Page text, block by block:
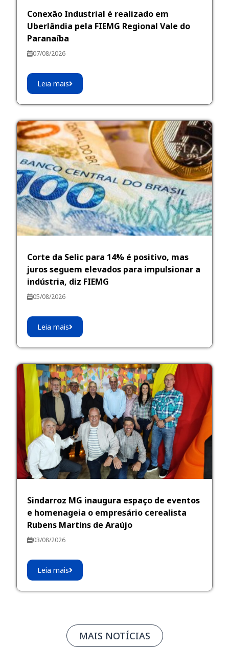
Conexão Industrial é realizado em
Uberlândia pela FIEMG Regional Vale do
Paranaíba
07/08/2026
Leia mais
Corte da Selic para 14% é positivo, mas
juros seguem elevados para impulsionar a
indústria, diz FIEMG
05/08/2026
Leia mais
Sindarroz MG inaugura espaço de eventos
e homenageia o empresário cerealista
Rubens Martins de Araújo
03/08/2026
Leia mais
MAIS NOTÍCIAS